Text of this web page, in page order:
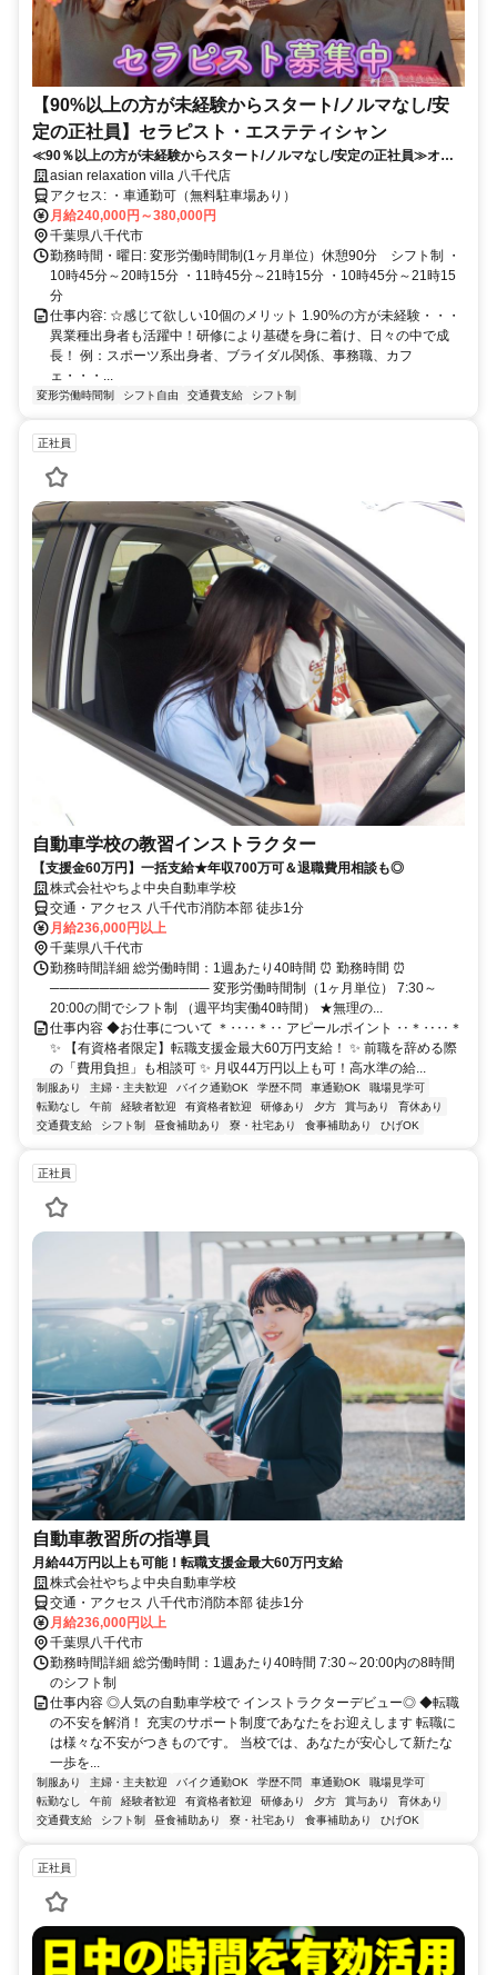
【90%以上の方が未経験からスタート/ノルマなし/安
定の正社員】セラピスト・エステティシャン
≪90％以上の方が未経験からスタート/ノルマなし/安定の正社員≫オー
ルハンドマッサージ・セラピスト
asian relaxation villa 八千代店
アクセス: ・車通勤可（無料駐車場あり）
月給240,000円～380,000円
千葉県八千代市
勤務時間・曜日: 変形労働時間制(1ヶ月単位）休憩90分 シフト制 ・
10時45分～20時15分 ・11時45分～21時15分 ・10時45分～21時15
分
仕事内容: ☆感じて欲しい10個のメリット 1.90%の方が未経験・・・
異業種出身者も活躍中！研修により基礎を身に着け、日々の中で成
長！ 例：スポーツ系出身者、ブライダル関係、事務職、カフ
ェ・・・...
変形労働時間制 シフト自由 交通費支給 シフト制
正社員
自動車学校の教習インストラクター
【支援金60万円】一括支給★年収700万可＆退職費用相談も◎
株式会社やちよ中央自動車学校
交通・アクセス 八千代市消防本部 徒歩1分
月給236,000円以上
千葉県八千代市
勤務時間詳細 総労働時間：1週あたり40時間 ⏰ 勤務時間 ⏰
──────────────── 変形労働時間制（1ヶ月単位） 7:30～
20:00の間でシフト制 （週平均実働40時間） ★無理の...
仕事内容 ◆お仕事について ＊‥‥＊‥ アピールポイント ‥＊‥‥＊
✨ 【有資格者限定】転職支援金最大60万円支給！ ✨ 前職を辞める際
の「費用負担」も相談可 ✨ 月収44万円以上も可！高水準の給...
制服あり 主婦・主夫歓迎 バイク通勤OK 学歴不問 車通勤OK
職場見学可
転勤なし
午前 経験者歓迎 有資格者歓迎 研修あり 夕方 賞与あり
育休あり
交通費支給
シフト制 昼食補助あり 寮・社宅あり 食事補助あり ひげOK
正社員
自動車教習所の指導員
月給44万円以上も可能！転職支援金最大60万円支給
株式会社やちよ中央自動車学校
交通・アクセス 八千代市消防本部 徒歩1分
月給236,000円以上
千葉県八千代市
勤務時間詳細 総労働時間：1週あたり40時間 7:30～20:00内の8時間
のシフト制
仕事内容 ◎人気の自動車学校で インストラクターデビュー◎ ◆転職
の不安を解消！ 充実のサポート制度であなたをお迎えします 転職に
は様々な不安がつきものです。 当校では、あなたが安心して新たな
一歩を...
制服あり 主婦・主夫歓迎 バイク通勤OK 学歴不問 車通勤OK
職場見学可
転勤なし
午前 経験者歓迎 有資格者歓迎 研修あり 夕方 賞与あり
育休あり
交通費支給
シフト制 昼食補助あり 寮・社宅あり 食事補助あり ひげOK
正社員